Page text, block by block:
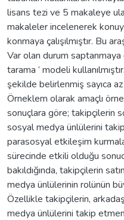
lisans tezi ve 5 makaleye
makaleler incelenerek
konmaya çalışılmıştır. Bu
Var olan durum saptanmaya
tarama ‘ modeli
şekilde belirlenmiş sayıca
Örneklem olarak amaçlı
sonuçlara göre; takipçilerin
sosyal medya ünlülerini
parasosyal etkileşim
sürecinde etkili olduğu
bakıldığında, takipçilerin
medya ünlülerinin rolünün
Özellikle takipçilerin,
medya ünlülerini takip